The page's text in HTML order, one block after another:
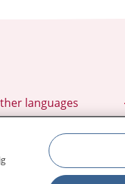
languages
svenska